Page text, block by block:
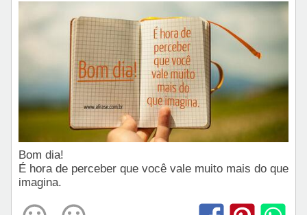
Bom dia!
É hora de perceber que você vale muito mais do que
imagina.